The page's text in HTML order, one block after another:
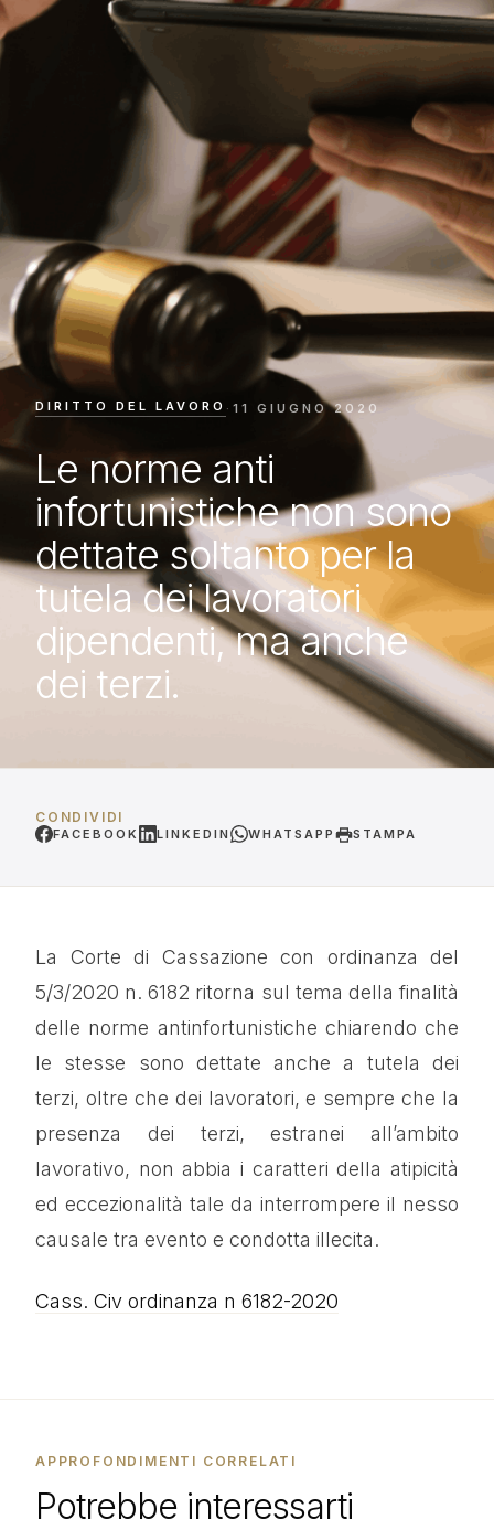
DIRITTO DEL LAVORO · 11 GIUGNO 2020
Le norme anti
infortunistiche non sono
dettate soltanto per la
tutela dei lavoratori
dipendenti, ma anche
dei terzi.
CONDIVIDI
FACEBOOK LINKEDIN WHATSAPP STAMPA
La Corte di Cassazione con ordinanza del
5/3/2020 n. 6182 ritorna sul tema della finalità
delle norme antinfortunistiche chiarendo che
le stesse sono dettate anche a tutela dei
terzi, oltre che dei lavoratori, e sempre che la
presenza dei terzi, estranei all’ambito
lavorativo, non abbia i caratteri della atipicità
ed eccezionalità tale da interrompere il nesso
causale tra evento e condotta illecita.
Cass. Civ ordinanza n 6182-2020
APPROFONDIMENTI CORRELATI
Potrebbe interessarti